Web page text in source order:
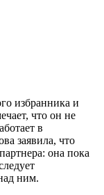
избранника и
что он не
в
заявила, что
она пока
ним.